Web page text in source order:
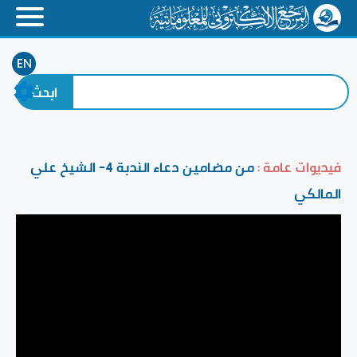
EN
فيديوات عامة :
من مضامين دعاء الندبة 4- الشيخ علي
المالكي